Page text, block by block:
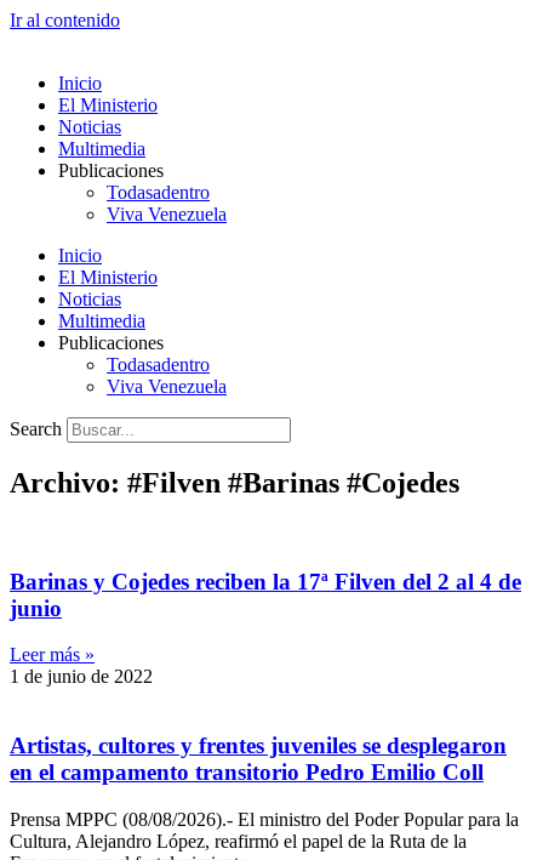
Ir al contenido
Inicio
El Ministerio
Noticias
Multimedia
Publicaciones
Todasadentro
Viva Venezuela
Inicio
El Ministerio
Noticias
Multimedia
Publicaciones
Todasadentro
Viva Venezuela
Search
Archivo: #Filven #Barinas #Cojedes
Barinas y Cojedes reciben la 17ª Filven del 2 al 4 de
junio
Leer más »
1 de junio de 2022
Artistas, cultores y frentes juveniles se desplegaron
en el campamento transitorio Pedro Emilio Coll
Prensa MPPC (08/08/2026).- El ministro del Poder Popular para la
Cultura, Alejandro López, reafirmó el papel de la Ruta de la